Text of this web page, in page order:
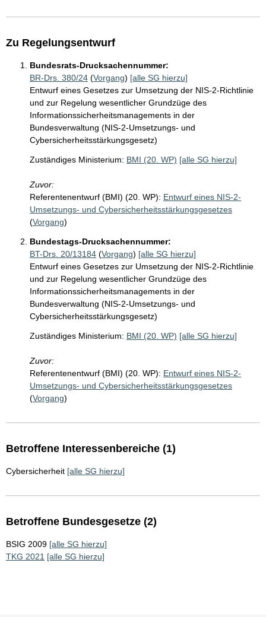
Zu Regelungsentwurf
Bundesrats-Drucksachennummer:
BR-Drs. 380/24 (Vorgang) [alle SG hierzu]
Entwurf eines Gesetzes zur Umsetzung der NIS-2-Richtlinie
und zur Regelung wesentlicher Grundzüge des
Informationssicherheitsmanagements in der
Bundesverwaltung (NIS-2-Umsetzungs- und
Cybersicherheitsstärkungsgesetz)
Zuständiges Ministerium: BMI (20. WP) [alle SG hierzu]
Zuvor:
Referentenentwurf (BMI) (20. WP): Entwurf eines NIS-2-
Umsetzungs- und Cybersicherheitsstärkungsgesetzes
(Vorgang)
Bundestags-Drucksachennummer:
BT-Drs. 20/13184 (Vorgang) [alle SG hierzu]
Entwurf eines Gesetzes zur Umsetzung der NIS-2-Richtlinie
und zur Regelung wesentlicher Grundzüge des
Informationssicherheitsmanagements in der
Bundesverwaltung (NIS-2-Umsetzungs- und
Cybersicherheitsstärkungsgesetz)
Zuständiges Ministerium: BMI (20. WP) [alle SG hierzu]
Zuvor:
Referentenentwurf (BMI) (20. WP): Entwurf eines NIS-2-
Umsetzungs- und Cybersicherheitsstärkungsgesetzes
(Vorgang)
Betroffene Interessenbereiche (1)
Cybersicherheit [alle SG hierzu]
Betroffene Bundesgesetze (2)
BSIG 2009 [alle SG hierzu]
TKG 2021 [alle SG hierzu]